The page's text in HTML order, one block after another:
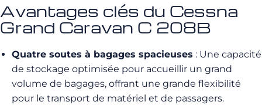
Avantages clés du Cessna
Grand Caravan C 208B
Quatre soutes à bagages spacieuses : Une capacité
de stockage optimisée pour accueillir un grand
volume de bagages, offrant une grande flexibilité
pour le transport de matériel et de passagers.